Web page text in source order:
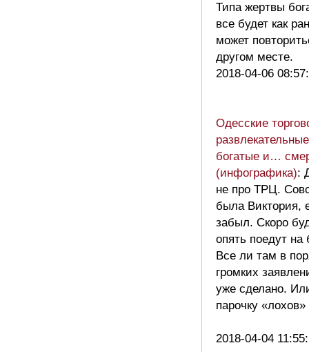
Типа жертвы
все будет как
может
другом месте.
2018-04-06
Одесские
богатые и…
(инфографика):
не про ТРЦ.
была Виктория,
забыл. Скоро
опять поедут
Все ли там в
громких
уже сделано.
парочку
2018-04-04